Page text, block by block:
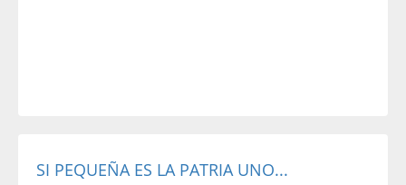
SI PEQUEÑA ES LA PATRIA UNO...